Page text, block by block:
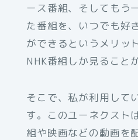
ース番組、そしてもう
た番組を、いつでも好
ができるというメリッ
NHK番組しか見ること
そこで、私が利用して
す。このユーネクスト
組や映画などの動画を